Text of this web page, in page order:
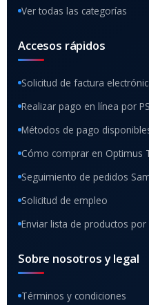
Ver todas las categorías
Accesos rápidos
Solicitud de factura
Realizar pago en línea por
Métodos de pago
Cómo comprar en Optimus
Seguimiento de pedidos
Solicitud de empleo
Enviar lista de productos
Sobre nosotros y legal
Términos y condiciones